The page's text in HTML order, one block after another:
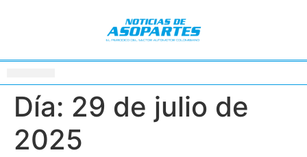
Día: 29 de julio de
2025